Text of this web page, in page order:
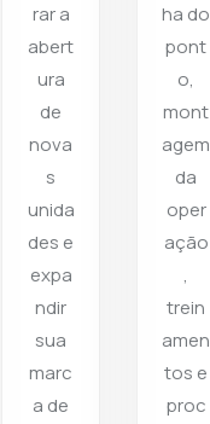
rar a
abert
ura
de
nova
s
unida
des e
expa
ndir
sua
marc
a de
ha do
pont
o,
mont
agem
da
oper
ação
,
trein
amen
tos e
proc